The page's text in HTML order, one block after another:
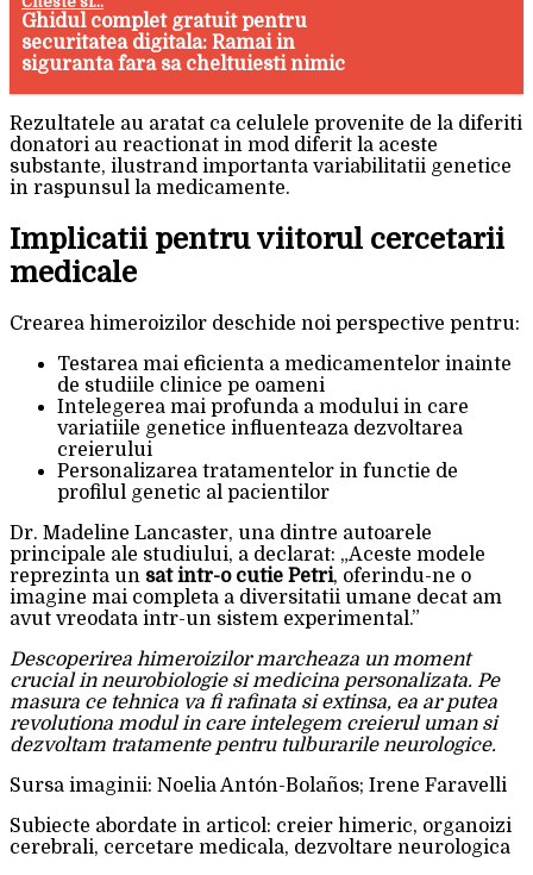
Ghidul complet gratuit pentru
securitatea digitala: Ramai in
siguranta fara sa cheltuiesti nimic
Rezultatele au aratat ca celulele provenite de la diferiti
donatori au reactionat in mod diferit la aceste
substante, ilustrand importanta variabilitatii genetice
in raspunsul la medicamente.
Implicatii pentru viitorul cercetarii
medicale
Crearea himeroizilor deschide noi perspective pentru:
Testarea mai eficienta a medicamentelor inainte
de studiile clinice pe oameni
Intelegerea mai profunda a modului in care
variatiile genetice influenteaza dezvoltarea
creierului
Personalizarea tratamentelor in functie de
profilul genetic al pacientilor
Dr. Madeline Lancaster, una dintre autoarele
principale ale studiului, a declarat: „Aceste modele
reprezinta un sat intr-o cutie Petri, oferindu-ne o
imagine mai completa a diversitatii umane decat am
avut vreodata intr-un sistem experimental.”
Descoperirea himeroizilor marcheaza un moment
crucial in neurobiologie si medicina personalizata. Pe
masura ce tehnica va fi rafinata si extinsa, ea ar putea
revolutiona modul in care intelegem creierul uman si
dezvoltam tratamente pentru tulburarile neurologice.
Sursa imaginii: Noelia Antón-Bolaños; Irene Faravelli
Subiecte abordate in articol: creier himeric, organoizi
cerebrali, cercetare medicala, dezvoltare neurologica